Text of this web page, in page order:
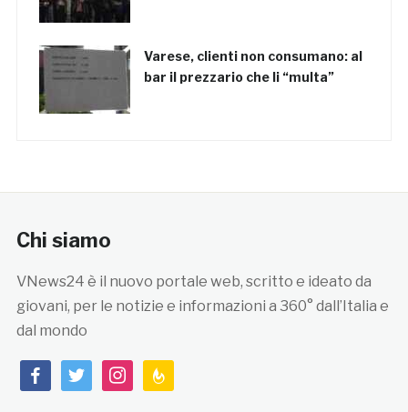
Varese, clienti non consumano: al
bar il prezzario che li “multa”
Chi siamo
VNews24 è il nuovo portale web, scritto e ideato da
giovani, per le notizie e informazioni a 360° dall’Italia e
dal mondo
facebooktwitterinstagramfeedburner